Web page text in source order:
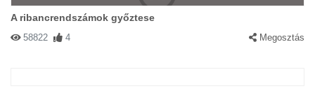
A ribancrendszámok győztese
58822 4 Megosztás